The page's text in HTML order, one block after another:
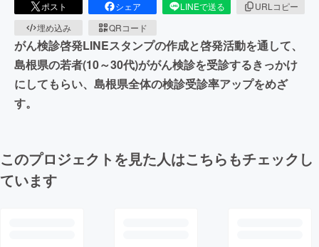
ポスト シェア LINEで送る
URLコピー
埋め込み
QRコード
がん検診啓発LINEスタンプの作成と啓発活動を通して、
島根県の若者(10～30代)ががん検診を受診するきっかけ
にしてもらい、島根県全体の検診受診率アップをめざ
す。
このプロジェクトを見た人はこちらもチェックし
ています